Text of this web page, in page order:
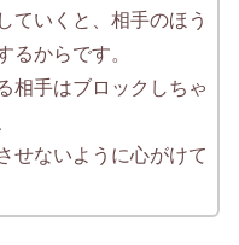
ていくと、相手のほう
るからです。
相手はブロックしちゃ
せないように心がけて